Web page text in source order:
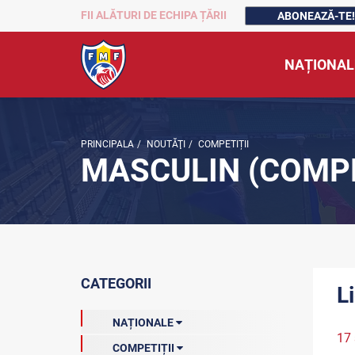
FII ALĂTURI DE ECHIPA ȚĂRII ABONEAZĂ-TE!
PRINCIPALA / NOUTĂŢI / COMPETIȚII
MASCULIN
CATEGORII
NAȚIONALE
COMPETIȚII
17